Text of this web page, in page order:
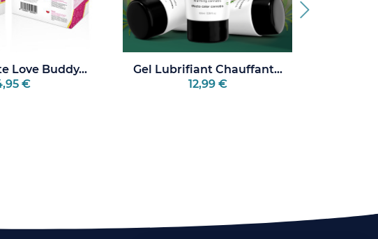
Love Buddy...
€
Gel Lubrifiant Chauffant...
12,99 €